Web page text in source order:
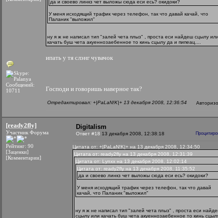
Сообщений:
10711
да и своево линкз чет выложы сюда еси есь? окидоки?
У меня исходящий трафик через телефон, так что давай качай, что
Паланик "выложил"
ну я ж не написал тип "залей чета плыз" , проста еси найдеш сцылу
качать буш чета акуеннозаебенное то кинь сцылу да и пипеац....
ипать у тя слэнг чувачок
Господи и говоришь наверное так?
Отредактировал: +|PaLaN!K|+ 13 декабря 2008, 12:36:54
[ready2fly]
Участник Форума
Рейтинг: 90
[Заценки]
[Комментарии]
Digitalism
Ответ #18 13 декабря 2008, 12:38:18
Цитата от: +|PaLaN!K|+ на 13 декабря 2008, 12:34:50
Цитата от: ready2fly на 13 декабря 2008, 12:31:39
Цитата от: Lynxx на 13 декабря 2008, 12:02:14
Цитата от: ready2fly на 13 декабря 2008, 11:35:52
да и своево линкз чет выложы сюда еси есь? окидоки?
У меня исходящий трафик через телефон, так что давай
качай, что Паланик "выложил"
ну я ж не написал тип "залей чета плыз" , проста еси
сцылу или качать буш чета акуеннозаебенное то кинь